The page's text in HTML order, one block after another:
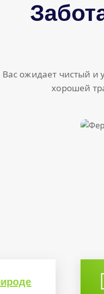
Вас ожидает чистый
хорошей